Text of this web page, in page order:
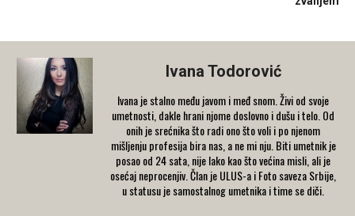
Ivana Todorović
Ivana je stalno među javom i međ snom. Živi od svoje
umetnosti, dakle hrani njome doslovno i dušu i telo. Od
onih je srećnika što radi ono što voli i po njenom
mišljenju profesija bira nas, a ne mi nju. Biti umetnik je
posao od 24 sata, nije lako kao što većina misli, ali je
osećaj neprocenjiv. Član je ULUS-a i Foto saveza Srbije,
u statusu je samostalnog umetnika i time se diči.